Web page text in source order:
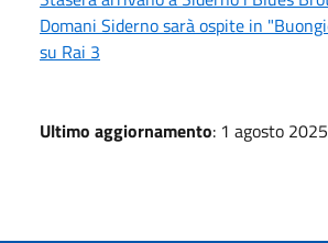
Domani Siderno sarà ospite in
su Rai 3
Ultimo aggiornamento: 1 agosto